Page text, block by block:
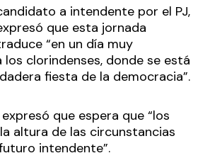
a intendente por el PJ,
que esta jornada
“en un día muy
clorindenses, donde se está
fiesta de la democracia”.
que espera que “los
altura de las circunstancias
intendente”.